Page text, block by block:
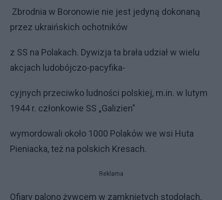
Zbrodnia w Boronowie nie jest jedyną dokonaną
przez ukraińskich ochotników
z SS na Polakach. Dywizja ta brała udział w wielu
akcjach ludobójczo-pacyfika-
cyjnych przeciwko ludności polskiej, m.in. w lutym
1944 r. członkowie SS „Galizien"
wymordowali około 1000 Polaków we wsi Huta
Pieniacka, też na polskich Kresach.
Reklama
Ofiary palono żywcem w zamkniętych stodołach,